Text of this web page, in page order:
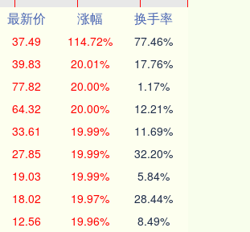
最新价 涨幅
换手率
37.49 114.72% 77.46%
39.83 20.01% 17.76%
77.82 20.00% 1.17%
64.32 20.00% 12.21%
33.61 19.99% 11.69%
27.85 19.99% 32.20%
19.03 19.99% 5.84%
18.02 19.97% 28.44%
12.56 19.96% 8.49%